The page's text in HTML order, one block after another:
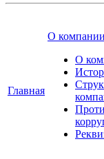
Главная
О компании
О